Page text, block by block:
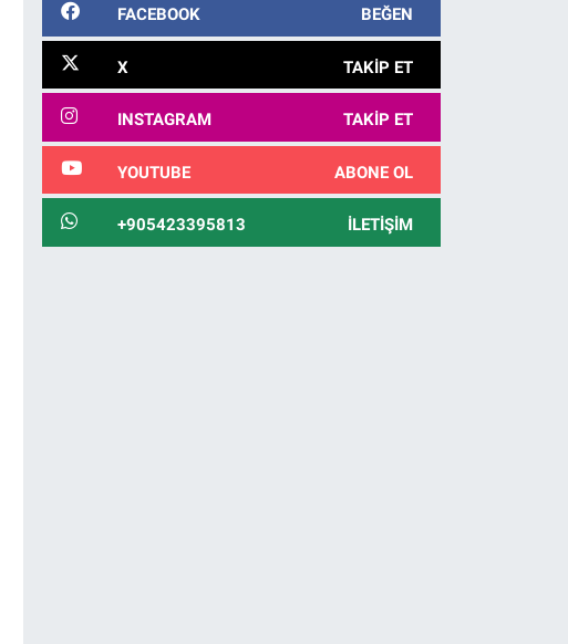
FACEBOOK BEĞEN
X TAKIP ET
INSTAGRAM TAKIP ET
YOUTUBE ABONE OL
+905423395813 İLETIŞIM